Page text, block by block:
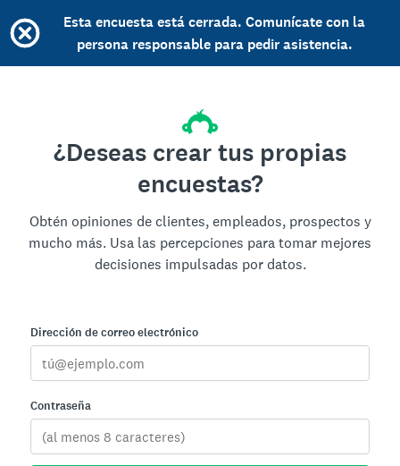
Esta encuesta está cerrada. Comunícate con la
persona responsable para pedir asistencia.
¿Deseas crear tus propias
encuestas?
Obtén opiniones de clientes, empleados, prospectos y
mucho más. Usa las percepciones para tomar mejores
decisiones impulsadas por datos.
Dirección de correo electrónico
Contraseña